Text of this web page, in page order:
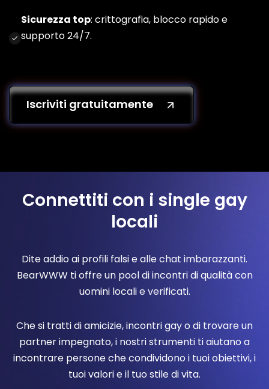
Sicurezza top: crittografia, blocco rapido e
supporto 24/7.
Iscriviti gratuitamente
Connettiti con i single gay
locali
Dite addio ai profili falsi e alle chat imbarazzanti.
BearWWW ti offre un pool di incontri di qualità con
uomini locali e verificati.
Che si tratti di amicizie, incontri gay o di trovare un
partner impegnato, i nostri strumenti ti aiutano a
incontrare persone che condividono i tuoi obiettivi, i
tuoi valori e il tuo stile di vita.